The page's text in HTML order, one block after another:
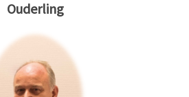
Ouderling